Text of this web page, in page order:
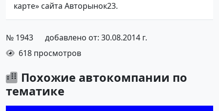
карте» сайта Авторынок23.
№ 1943
добавлено от: 30.08.2014 г.
618 просмотров
Похожие автокомпании по
тематике